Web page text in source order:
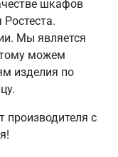
шкафов
Мы является
можем
изделия по
производителя с